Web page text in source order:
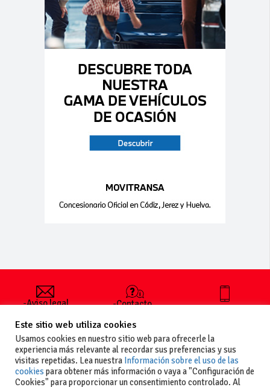
-Aviso legal
generales
de uso
-Política de
privacidad
-Política de
-Contacto
publicar un
anuncio
-Vende+
+34 627 35
Este sitio web utiliza cookies
Usamos cookies en nuestro sitio web para ofrecerle la
experiencia más relevante al recordar sus preferencias y sus
visitas repetidas. Lea nuestra Información sobre el uso de las
cookies para obtener más información o vaya a "Configuración de
Cookies" para proporcionar un consentimiento controlado. Al